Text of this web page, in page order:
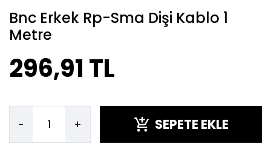
Bnc Erkek Rp-Sma Dişi Kablo 1
Metre
296,91 TL
- + SEPETE EKLE